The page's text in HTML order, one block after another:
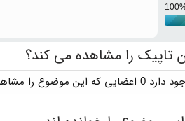
را مشاهده می کند؟
را مشاهده می کنند